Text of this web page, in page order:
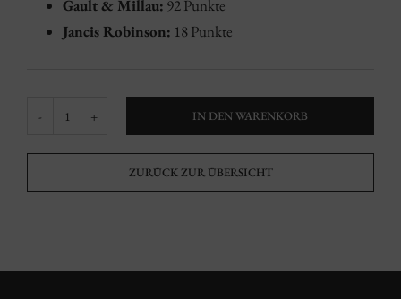
Gault & Millau: 92 Punkte
Jancis Robinson: 18 Punkte
Spätburgunder
“CCL”
IN DEN WARENKORB
ZURÜCK ZUR ÜBERSICHT